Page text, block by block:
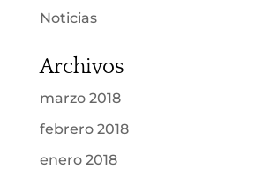
Noticias
Archivos
marzo 2018
febrero 2018
enero 2018